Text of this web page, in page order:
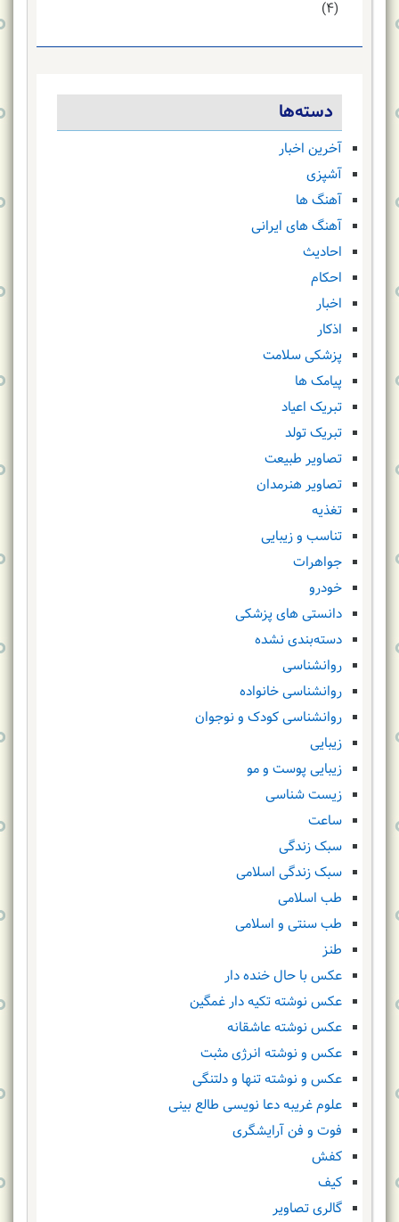
(۴)
دسته‌ها
آخرین اخبار
آشپزی
آهنگ ها
آهنگ های ایرانی
احادیث
احکام
اخبار
اذکار
پزشکی سلامت
پیامک ها
تبریک اعیاد
تبریک تولد
تصاویر طبیعت
تصاویر هنرمدان
تغذیه
تناسب و زیبایی
جواهرات
خودرو
دانستی های پزشکی
دسته‌بندی نشده
روانشناسی
روانشناسی خانواده
روانشناسی کودک و نوجوان
زیبایی
زیبایی پوست و مو
زیست شناسی
ساعت
سبک زندگی
سبک زندگی اسلامی
طب اسلامی
طب سنتی و اسلامی
طنز
عکس با حال خنده دار
عکس نوشته تکیه دار غمگین
عکس نوشته عاشقانه
عکس و نوشته انرژی مثبت
عکس و نوشته تنها و دلتنگی
علوم غریبه دعا نویسی طالع بینی
فوت و فن آرایشگری
کفش
کیف
گالری تصاویر